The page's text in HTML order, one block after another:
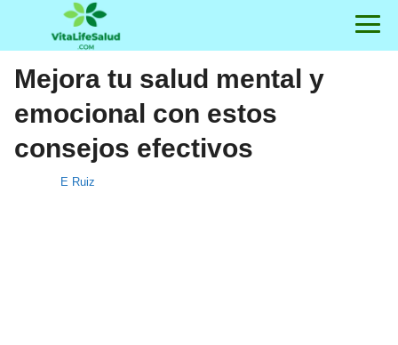
Mejora tu salud mental y
emocional con estos
consejos efectivos
E Ruiz